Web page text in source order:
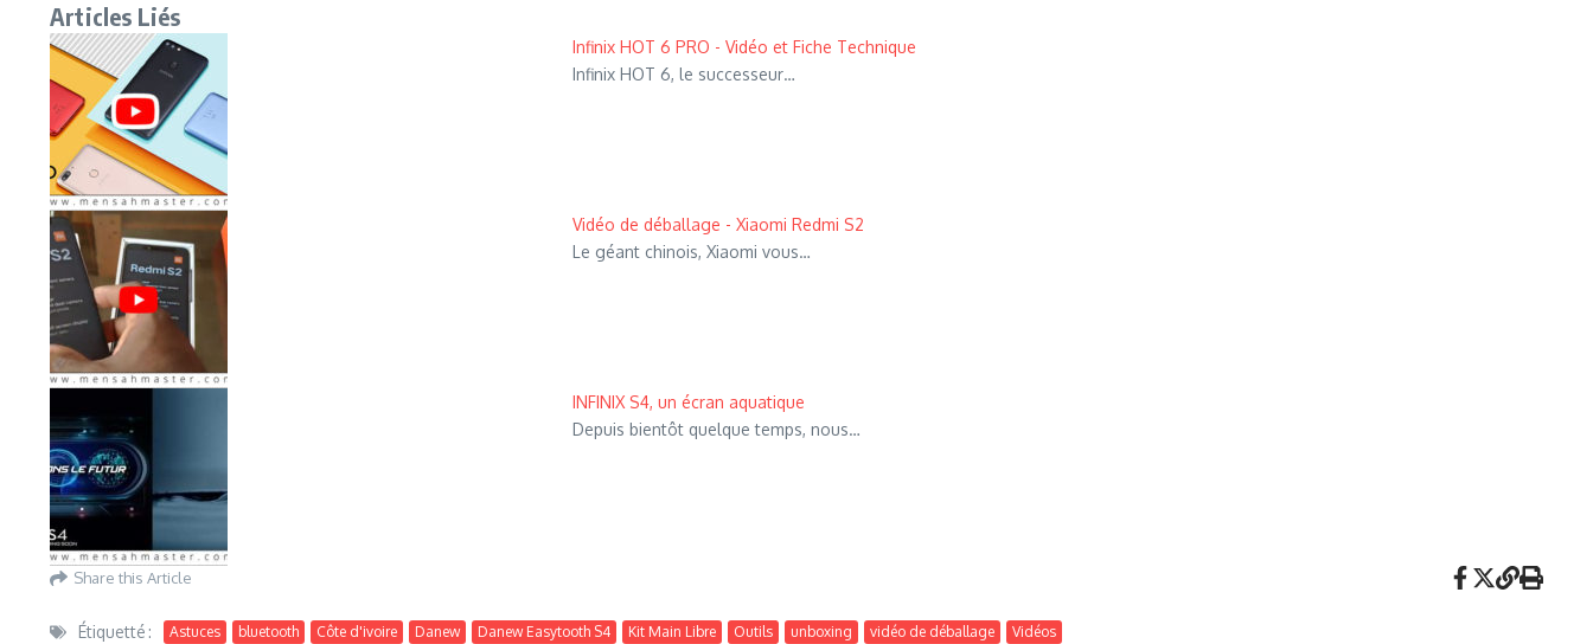
Articles Liés
Infinix HOT 6 PRO - Vidéo et Fiche Technique
Infinix HOT 6, le successeur…
Vidéo de déballage - Xiaomi Redmi S2
Le géant chinois, Xiaomi vous…
INFINIX S4, un écran aquatique
Depuis bientôt quelque temps, nous…
Share this Article
Étiquetté : Astuces bluetooth Côte d'ivoire Danew Danew Easytooth S4 Kit Main Libre Outils unboxing vidéo de déballage Vidéos